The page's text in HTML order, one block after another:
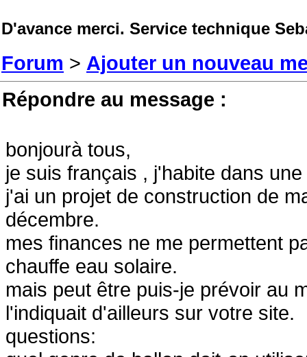
D'avance merci. Service technique
Forum > Ajouter un nouveau
Répondre au message :
bonjourà tous,
je suis français , j'habite dans
j'ai un projet de construction de
décembre.
mes finances ne me permettent
chauffe eau solaire.
mais peut être puis-je prévoir au
l'indiquait d'ailleurs sur votre site.
questions: